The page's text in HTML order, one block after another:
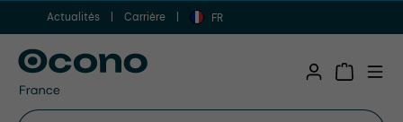
Aller au contenu principal
Actualités Carrière FR